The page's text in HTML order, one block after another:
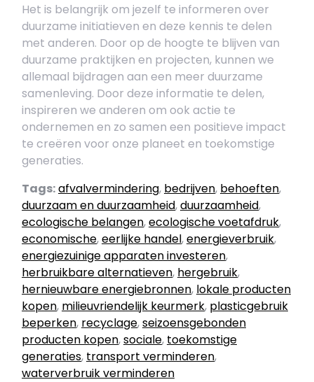
Het is belangrijk om jezelf te informeren over
duurzame initiatieven en deze kennis te delen
met anderen. Door op de hoogte te blijven van
duurzame praktijken en projecten, kunnen we
allemaal bijdragen aan een meer duurzame
samenleving. Door deze informatie te delen,
inspireren we anderen om ook actie te
ondernemen en zo samen een positieve impact
te creëren voor onze planeet en toekomstige
generaties.
Tags:afvalvermindering, bedrijven, behoeften,
duurzaam en duurzaamheid,duurzaamheid,
ecologische belangen,ecologische voetafdruk,
economische,eerlijke handel,energieverbruik,
energiezuinige apparaten investeren,
herbruikbare alternatieven, hergebruik,
hernieuwbare energiebronnen, lokale producten
kopen, milieuvriendelijk keurmerk, plasticgebruik
beperken, recyclage,seizoensgebonden
producten kopen,sociale, toekomstige
generaties, transport verminderen,
waterverbruik verminderen